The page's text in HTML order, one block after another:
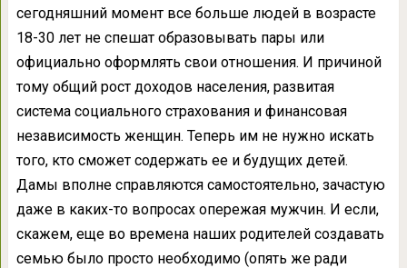
сегодняшний момент все больше людей в возрасте
18-30 лет не спешат образовывать пары или
официально оформлять свои отношения. И причиной
тому общий рост доходов населения, развитая
система социального страхования и финансовая
независимость женщин. Теперь им не нужно искать
того, кто сможет содержать ее и будущих детей.
Дамы вполне справляются самостоятельно, зачастую
даже в каких-то вопросах опережая мужчин. И если,
скажем, еще во времена наших родителей создавать
семью было просто необходимо (опять же ради